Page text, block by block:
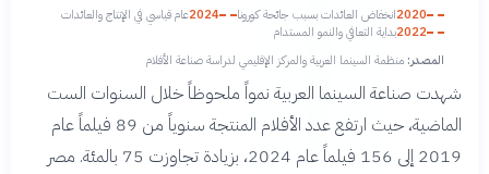
2020انخفاض العائدات بسبب جائحة كورونا 2024عام قياسي في الإنتاج والعائدات
2022بداية التعافي والنمو المستدام
المصدر: منظمة السينما العربية والمركز الإقليمي لدراسة صناعة الأفلام
شهدت صناعة السينما العربية نمواً ملحوظاً خلال السنوات الست
الماضية، حيث ارتفع عدد الأفلام المنتجة سنوياً من 89 فيلماً عام
2019 إلى 156 فيلماً عام 2024، بزيادة تجاوزت 75 بالمئة. مصر